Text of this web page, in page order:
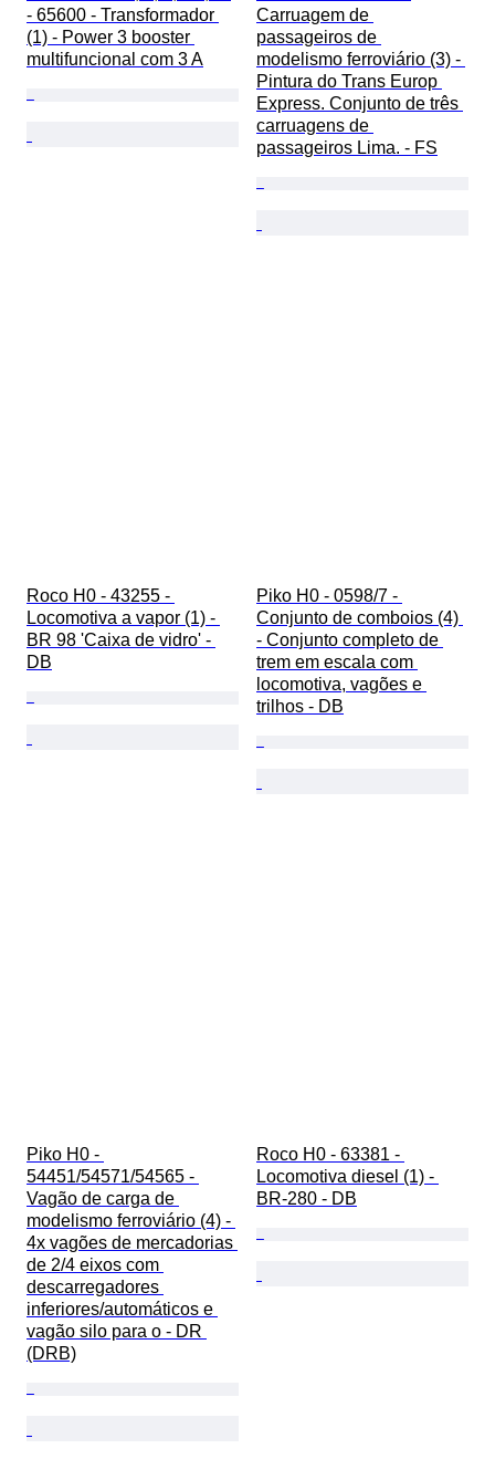
- 65600 - Transformador
(1) - Power 3 booster
multifuncional com 3 A
Carruagem de
passageiros de
modelismo ferroviário (3) -
Pintura do Trans Europ
Express. Conjunto de três
carruagens de
passageiros Lima. - FS
Roco H0 - 43255 -
Locomotiva a vapor (1) -
BR 98 'Caixa de vidro' -
DB
Piko H0 - 0598/7 -
Conjunto de comboios (4)
- Conjunto completo de
trem em escala com
locomotiva, vagões e
trilhos - DB
Piko H0 -
54451/54571/54565 -
Vagão de carga de
modelismo ferroviário (4) -
4x vagões de mercadorias
de 2/4 eixos com
descarregadores
inferiores/automáticos e
vagão silo para o - DR
(DRB)
Roco H0 - 63381 -
Locomotiva diesel (1) -
BR-280 - DB